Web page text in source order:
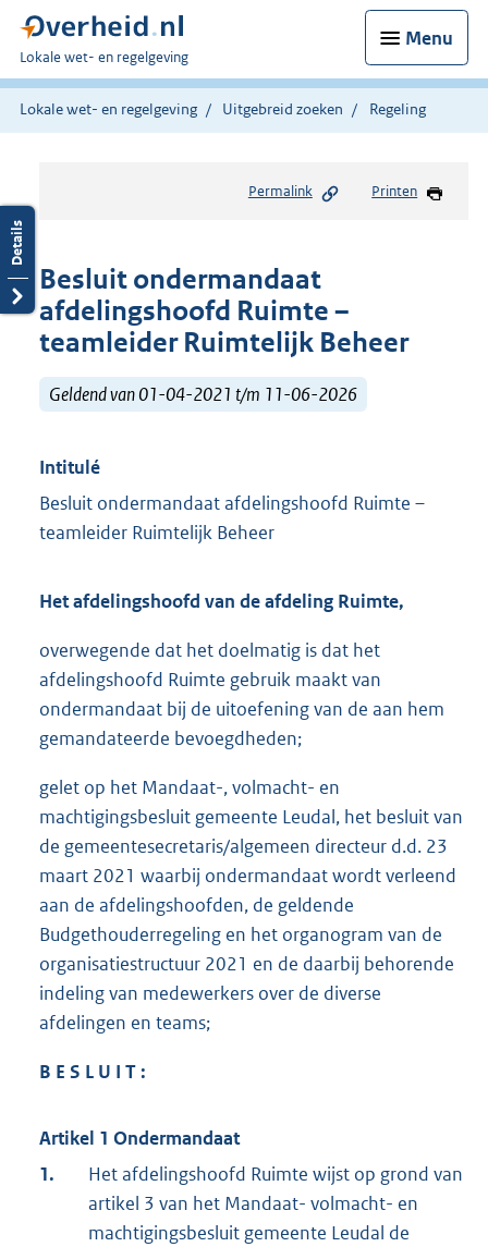
Menu
U
bent
hier:
Lokale wet- en regelgeving
Lokale wet- en regelgeving Uitgebreid zoeken Regeling
Permalink Printen
Besluit ondermandaat
afdelingshoofd Ruimte –
teamleider Ruimtelijk Beheer
Geldend van 01-04-2021 t/m 11-06-2026
Intitulé
Besluit ondermandaat afdelingshoofd Ruimte –
teamleider Ruimtelijk Beheer
Het afdelingshoofd van de afdeling Ruimte,
overwegende dat het doelmatig is dat het
afdelingshoofd Ruimte gebruik maakt van
ondermandaat bij de uitoefening van de aan hem
gemandateerde bevoegdheden;
gelet op het Mandaat-, volmacht- en
machtigingsbesluit gemeente Leudal, het besluit van
de gemeentesecretaris/algemeen directeur d.d. 23
maart 2021 waarbij ondermandaat wordt verleend
aan de afdelingshoofden, de geldende
Budgethouderregeling en het organogram van de
organisatiestructuur 2021 en de daarbij behorende
indeling van medewerkers over de diverse
afdelingen en teams;
B E S L U I T :
Artikel 1 Ondermandaat
1.
Het afdelingshoofd Ruimte wijst op grond van
artikel 3 van het Mandaat- volmacht- en
machtigingsbesluit gemeente Leudal de